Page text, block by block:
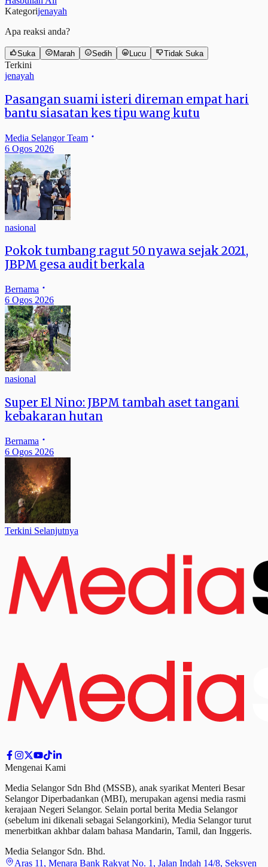
Kategorijenayah
Apa reaksi anda?
Suka Marah Sedih Lucu Tidak Suka
Terkini
jenayah
Pasangan suami isteri direman empat hari
bantu siasatan kes tipu wang kutu
Media Selangor Team
6 Ogos 2026
nasional
Pokok tumbang ragut 50 nyawa sejak 2021,
JBPM gesa audit berkala
Bernama
6 Ogos 2026
nasional
Super El Nino: JBPM tambah aset tangani
kebakaran hutan
Bernama
6 Ogos 2026
Terkini Selanjutnya
Mengenai Kami
Media Selangor Sdn Bhd (MSSB), anak syarikat Menteri Besar
Selangor Diperbadankan (MBI), merupakan agensi media rasmi
kerajaan Negeri Selangor. Selain portal berita Media Selangor
(sebelum ini dikenali sebagai Selangorkini), Media Selangor turut
menerbitkan akhbar dalam bahasa Mandarin, Tamil, dan Inggeris.
Media Selangor Sdn. Bhd.
Aras 11, Menara Bank Rakyat No. 1, Jalan Indah 14/8, Seksyen